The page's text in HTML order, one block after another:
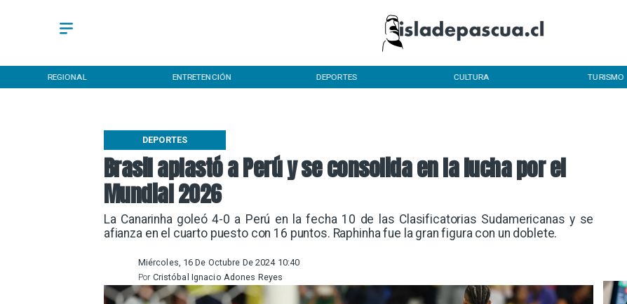
REGIONAL ENTRETENCIÓN DEPORTES CULTURA TURISMO
Brasil aplastó a Perú y se consolida en la lucha por el
Mundial 2026
​La Canarinha goleó 4-0 a Perú en la fecha 10 de las Clasificatorias Sudamericanas y se
afianza en el cuarto puesto con 16 puntos. Raphinha fue la gran figura con un doblete.
DEPORTES
Miércoles, 16 De Octubre De 2024 10:40
Cristóbal Ignacio Adones Reyes
Por